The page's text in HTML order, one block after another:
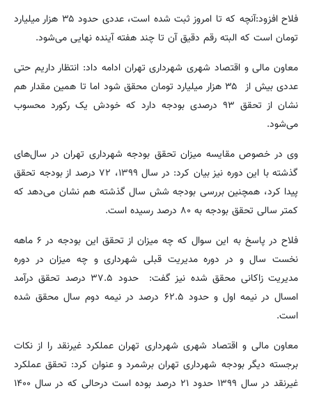
فلاح افزود:آنچه که تا امروز ثبت شده است، عددی حدود ۳۵ هزار میلیارد
تومان است که البته رقم دقیق آن تا چند هفته آینده نهایی می‌شود.
معاون مالی و اقتصاد شهری شهرداری تهران ادامه داد: انتظار داریم حتی
عددی بیش از ۳۵ هزار میلیارد تومان محقق شود اما تا همین مقدار هم
نشان از تحقق ۹۳ درصدی بودجه دارد که خودش یک رکورد محسوب
می‌شود.
وی در خصوص مقایسه میزان تحقق بودجه شهرداری تهران در سال‌های
گذشته با این دوره نیز بیان کرد: در سال ۱۳۹۹، ۷۲ درصد از بودجه تحقق
پیدا کرد، همچنین بررسی بودجه شش سال گذشته هم نشان می‌دهد که
کمتر سالی تحقق بودجه به ۸۰ درصد رسیده است.
فلاح در پاسخ به این سوال که چه میزان از تحقق این بودجه در ۶ ماهه
نخست سال و در دوره مدیریت قبلی شهرداری و چه میزان در دوره
مدیریت زاکانی محقق شده نیز گفت: حدود ۳۷.۵ درصد تحقق درآمد
امسال در نیمه اول و حدود ۶۲.۵ درصد در نیمه دوم سال محقق شده
است.
معاون مالی و اقتصاد شهری شهرداری تهران عملکرد غیرنقد را از نکات
برجسته دیگر بودجه شهرداری تهران برشمرد و عنوان کرد: تحقق عملکرد
غیرنقد در سال ۱۳۹۹ حدود ۲۱ درصد بوده است درحالی که در سال ۱۴۰۰